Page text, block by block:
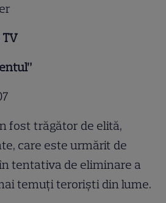
TV
fost trăgător de elită,
care este urmărit de
tentativa de eliminare a
temuți teroriști din lume.